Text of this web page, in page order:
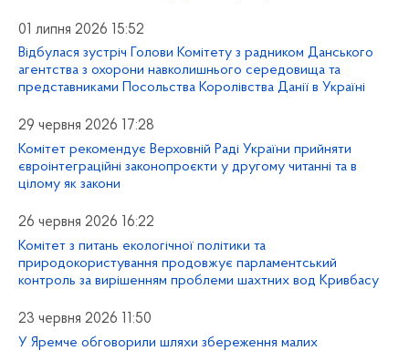
01 липня 2026 15:52
Відбулася зустріч Голови Комітету з радником Данського
агентства з охорони навколишнього середовища та
представниками Посольства Королівства Данії в Україні
29 червня 2026 17:28
Комітет рекомендує Верховній Раді України прийняти
євроінтеграційні законопроєкти у другому читанні та в
цілому як закони
26 червня 2026 16:22
Комітет з питань екологічної політики та
природокористування продовжує парламентський
контроль за вирішенням проблеми шахтних вод Кривбасу
23 червня 2026 11:50
У Яремче обговорили шляхи збереження малих